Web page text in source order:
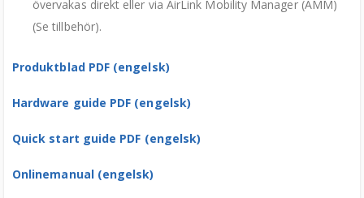
övervakas direkt eller via AirLink Mobility Manager (AMM)
(Se tillbehör).
Produktblad PDF (engelsk)
Hardware guide PDF (engelsk)
Quick start guide PDF (engelsk)
Onlinemanual (engelsk)